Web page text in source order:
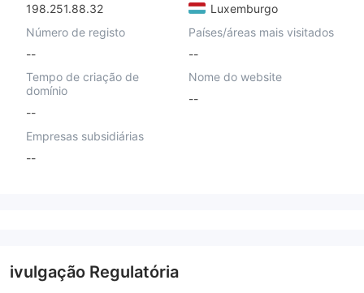
198.251.88.32
Luxemburgo
Número de registo
--
Países/áreas mais visitados
--
Tempo de criação de
domínio
--
Nome do website
--
Empresas subsidiárias
--
ivulgação Regulatória